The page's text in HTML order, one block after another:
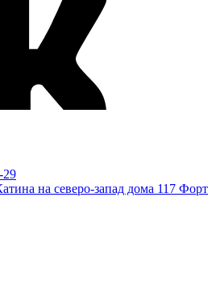
29
на северо-запад дома 117 Форт